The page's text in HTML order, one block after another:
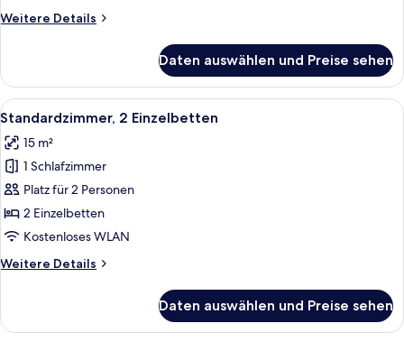
Weitere Details
Weitere
Zimmer,
Doppelbett,
Daten auswählen und Preise sehen
Alle
Fotos
für
Standardzimmer,
2 Einzelbetten
anzeigen
Ein Hotelzimmer mit Doppelbett,
20
Standardzimmer, 2 Einzelbetten
15 m²
1 Schlafzimmer
Platz für 2 Personen
2 Einzelbetten
Kostenloses WLAN
Weitere Details
Weitere
2 Einzelbetten
Daten auswählen und Preise sehen